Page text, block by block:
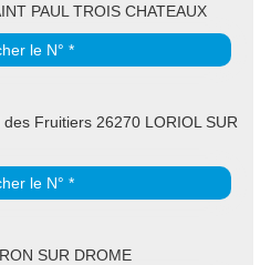
PAUL TROIS CHATEAUX
le N° *
Fruitiers 26270 LORIOL SUR
le N° *
SUR DROME